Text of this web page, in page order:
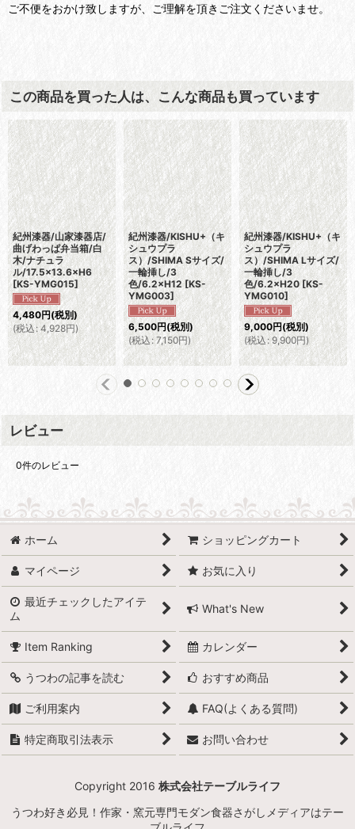
ご不便をおかけ致しますが、ご理解を頂きご注文くださいませ。
この商品を買った人は、こんな商品も買っています
紀州漆器/山家漆器店/
曲げわっぱ弁当箱/白
木/ナチュラ
ル/17.5×13.6×H6
[KS-YMG015]
4,480円(税別)
(税込: 4,928円)
紀州漆器/KISHU+（キ
シュウプラ
ス）/SHIMA Sサイズ/
一輪挿し/3
色/6.2×H12 [KS-
YMG003]
6,500円(税別)
(税込 : 7,150円)
紀州漆器/KISHU+（キ
シュウプラ
ス）/SHIMA Lサイズ/
一輪挿し/3
色/6.2×H20 [KS-
YMG010]
9,000円(税別)
(税込 : 9,900円)
レビュー
0件のレビュー
ホーム ショッピングカート
マイページ お気に入り
最近チェックしたアイテ
ム
What's New
Item Ranking カレンダー
うつわの記事を読む おすすめ商品
ご利用案内 FAQ(よくある質問)
特定商取引法表示 お問い合わせ
Copyright 2016 株式会社テーブルライフ
うつわ好き必見！作家・窯元専門モダン食器さがしメディアはテー